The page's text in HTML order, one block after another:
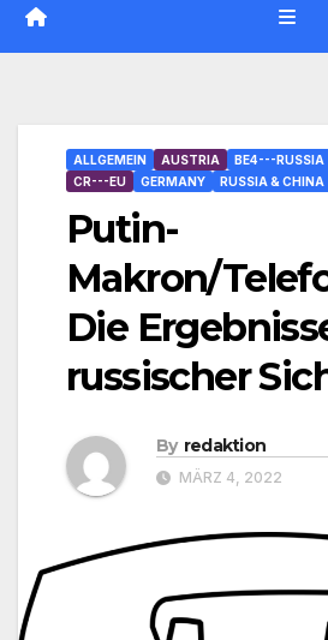
ALLGEMEIN AUSTRIA BE4---RUSSIA
CR---EU
GERMANY RUSSIA & CHINA
Putin-
Makron/
Die
russischer
By redaktion
MÄRZ 4, 2022